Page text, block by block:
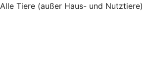
Alle Tiere (außer Haus- und Nutztiere)